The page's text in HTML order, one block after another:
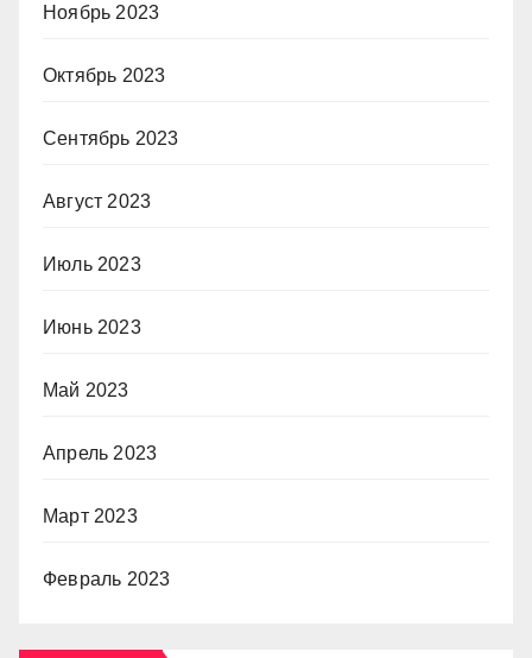
Ноябрь 2023
Октябрь 2023
Сентябрь 2023
Август 2023
Июль 2023
Июнь 2023
Май 2023
Апрель 2023
Март 2023
Февраль 2023